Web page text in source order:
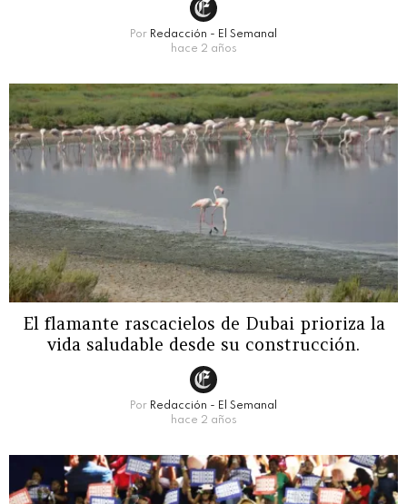
Por Redacción - El Semanal
hace 2 años
El flamante rascacielos de Dubai prioriza la
vida saludable desde su construcción.
Por Redacción - El Semanal
hace 2 años